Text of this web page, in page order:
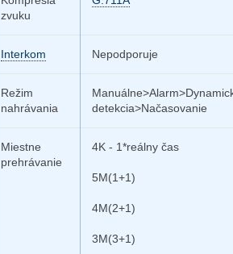
zvuku
Interkom Nepodporuje
Režim
nahrávania
detekcia>Načasovanie
Miestne
prehrávanie
4K - 1*reálny čas
5M(1+1)
4M(2+1)
3M(3+1)